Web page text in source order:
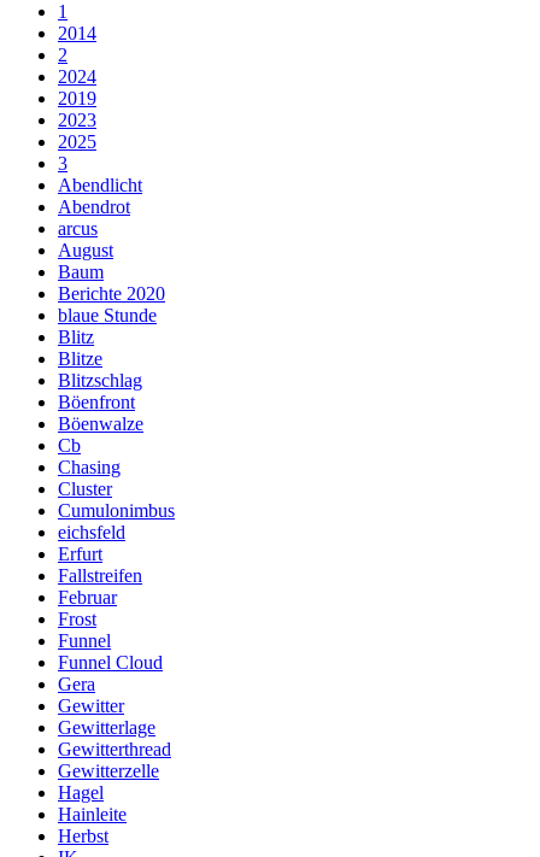
1
2014
2
2024
2019
2023
2025
3
Abendlicht
Abendrot
arcus
August
Baum
Berichte 2020
blaue Stunde
Blitz
Blitze
Blitzschlag
Böenfront
Böenwalze
Cb
Chasing
Cluster
Cumulonimbus
eichsfeld
Erfurt
Fallstreifen
Februar
Frost
Funnel
Funnel Cloud
Gera
Gewitter
Gewitterlage
Gewitterthread
Gewitterzelle
Hagel
Hainleite
Herbst